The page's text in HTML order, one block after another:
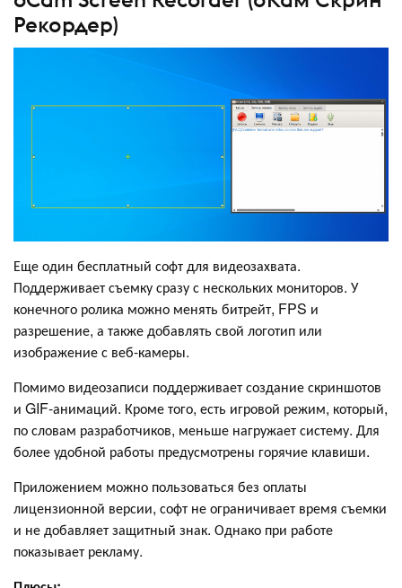
Рекордер)
Еще один бесплатный софт для видеозахвата.
Поддерживает съемку сразу с нескольких мониторов. У
конечного ролика можно менять битрейт, FPS и
разрешение, а также добавлять свой логотип или
изображение с веб-камеры.
Помимо видеозаписи поддерживает создание скриншотов
и GIF-анимаций. Кроме того, есть игровой режим, который,
по словам разработчиков, меньше нагружает систему. Для
более удобной работы предусмотрены горячие клавиши.
Приложением можно пользоваться без оплаты
лицензионной версии, софт не ограничивает время съемки
и не добавляет защитный знак. Однако при работе
показывает рекламу.